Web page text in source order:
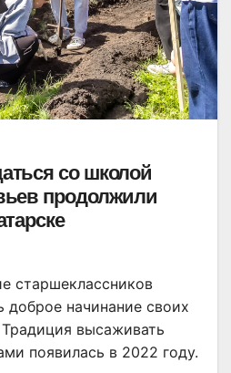
со школой
продолжили
старшеклассников
начинание своих
высаживать
появилась в 2022 году.